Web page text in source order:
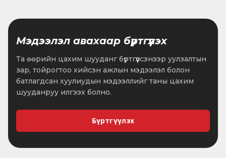
Мэдээлэл авахаар бүртгүүлэх
Та өөрийн цахим шууданг бүртгүүлсэнээр уулзалтын
зар, тойрогтоо хийсэн ажлын мэдээлэл болон
батлагдсан хуулиудын мэдээллийг таны цахим
шууданруу илгээх болно.
Бүртгүүлэх